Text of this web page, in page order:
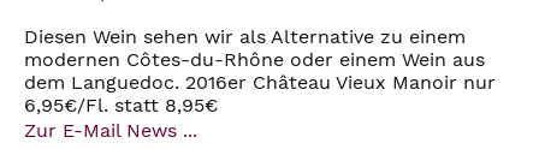
Diesen Wein sehen wir als Alternative zu einem
modernen Côtes-du-Rhône oder einem Wein aus
dem Languedoc. 2016er Château Vieux Manoir nur
6,95€/Fl. statt 8,95€
Zur E-Mail News ...